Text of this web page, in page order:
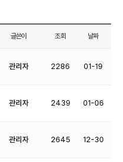
글쓴이 조회 날짜
관리자 2286 01-19
관리자 2439 01-06
관리자 2645 12-30